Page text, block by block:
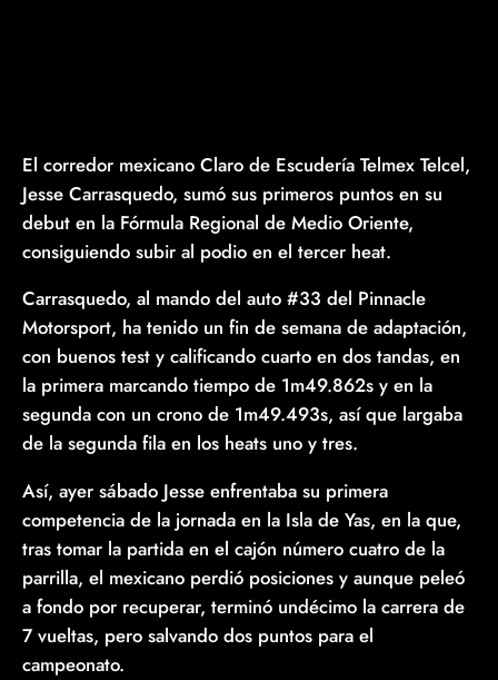
El corredor mexicano Claro de Escudería Telmex Telcel,
Jesse Carrasquedo, sumó sus primeros puntos en su
debut en la Fórmula Regional de Medio Oriente,
consiguiendo subir al podio en el tercer heat.
Carrasquedo, al mando del auto #33 del Pinnacle
Motorsport, ha tenido un fin de semana de adaptación,
con buenos test y calificando cuarto en dos tandas, en
la primera marcando tiempo de 1m49.862s y en la
segunda con un crono de 1m49.493s, así que largaba
de la segunda fila en los heats uno y tres.
Así, ayer sábado Jesse enfrentaba su primera
competencia de la jornada en la Isla de Yas, en la que,
tras tomar la partida en el cajón número cuatro de la
parrilla, el mexicano perdió posiciones y aunque peleó
a fondo por recuperar, terminó undécimo la carrera de
7 vueltas, pero salvando dos puntos para el
campeonato.